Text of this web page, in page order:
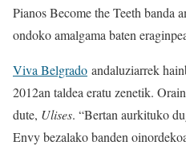
Pianos Become the Teeth banda
ondoko amalgama baten
Viva Belgrado andaluziarrek
2012an taldea eratu zenetik.
dute, Ulises. “Bertan aurkituko
Envy bezalako banden